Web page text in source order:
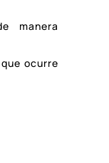
manera
ocurre